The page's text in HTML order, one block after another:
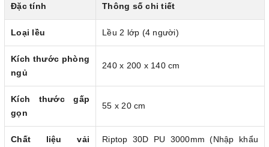
Đặc tính Thông số chi tiết
Loại lều Lều 2 lớp (4 người)
Kích thước phòng
ngủ
240 x 200 x 140 cm
Kích thước gấp
gọn
55 x 20 cm
Chất liệu vải
Riptop 30D PU 3000mm (Nhập khẩu